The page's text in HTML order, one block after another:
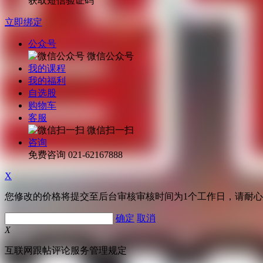
立即绑定
公众号
微信公众号
我的课程
我的福利
自选股
购物车
客服
微信扫一扫
咨询
免费咨询 021-62167888
X
您修改的价格将提交至后台审核审核时间为1个工作日，请耐
确定 取消
X
互联网跟帖评论服务管理规定